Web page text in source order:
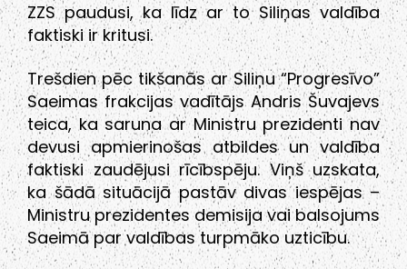
ZZS paudusi, ka līdz ar to Siliņas valdība
faktiski ir kritusi.
Trešdien pēc tikšanās ar Siliņu “Progresīvo”
Saeimas frakcijas vadītājs Andris Šuvajevs
teica, ka saruna ar Ministru prezidenti nav
devusi apmierinošas atbildes un valdība
faktiski zaudējusi rīcībspēju. Viņš uzskata,
ka šādā situācijā pastāv divas iespējas –
Ministru prezidentes demisija vai balsojums
Saeimā par valdības turpmāko uzticību.